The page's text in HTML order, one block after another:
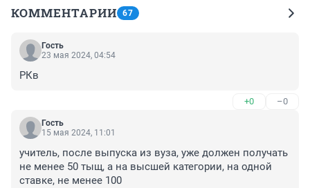
КОММЕНТАРИИ 67
Гость
23 мая 2024, 04:54
РКв
+0 –0
Гость
15 мая 2024, 11:01
учитель, после выпуска из вуза, уже должен получать
не менее 50 тыщ, а на высшей категории, на одной
ставке, не менее 100